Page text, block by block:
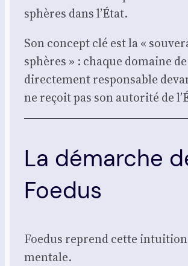
sphères dans l’État.
Son concept clé est la «
sphères » : chaque domaine
direc­te­ment res­pon­sable
ne reçoit pas son auto­ri­té de
La démarche
Foedus
Foe­dus reprend cette
men­tale.